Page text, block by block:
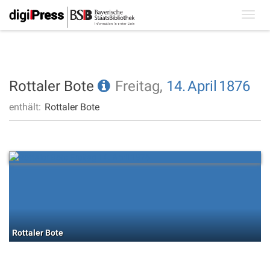
Rottaler Bote Freitag, 14.April 1876
enthält: Rottaler Bote
Rottaler Bote